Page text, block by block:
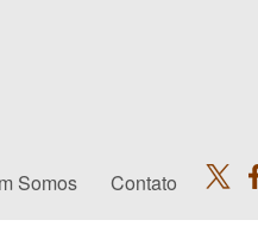
Somos Contato